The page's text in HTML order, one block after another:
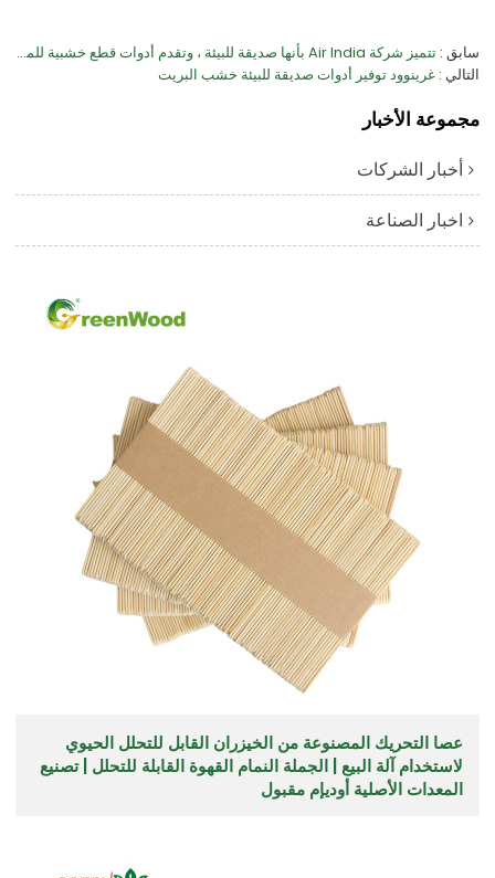
سابق
تتميز شركة Air India بأنها صديقة للبيئة ، وتقدم أدوات قطع خشبية للمسافرين
التالي غرينوود توفير أدوات صديقة للبيئة خشب البريت
مجموعة الأخبار
أخبار الشركات
اخبار الصناعة
عصا التحريك المصنوعة من الخيزران القابل للتحلل الحيوي
لاستخدام آلة البيع | الجملة النمام القهوة القابلة للتحلل | تصنيع
المعدات الأصلية أوديإم مقبول